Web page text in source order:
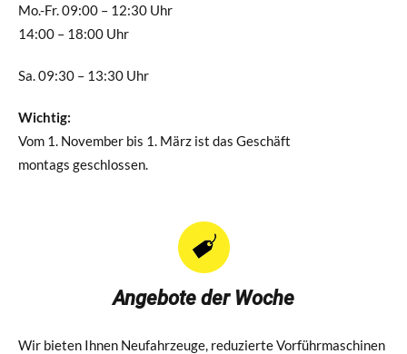
Mo.-Fr. 09:00 – 12:30 Uhr
14:00 – 18:00 Uhr
Sa. 09:30 – 13:30 Uhr
Wichtig:
Vom 1. November bis 1. März ist das Geschäft
montags geschlossen.
Angebote der Woche
Wir bieten Ihnen Neufahrzeuge, reduzierte Vorführmaschinen